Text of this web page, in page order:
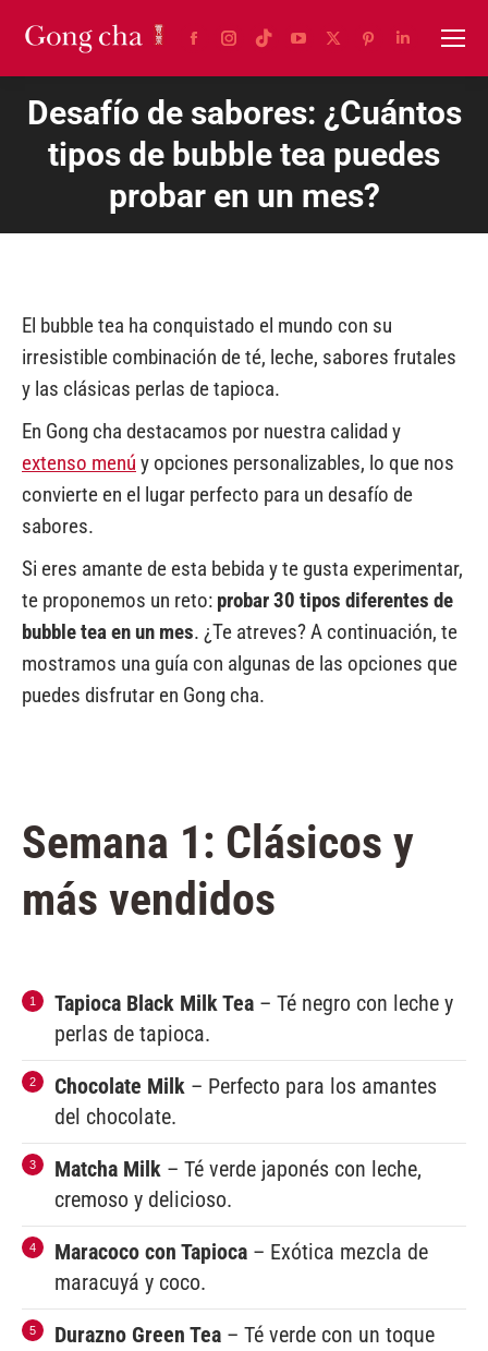
Facebook
page
opens
in
new
window
Instagram
page
opens
in
new
window
TikTok
page
opens
in
new
window
YouTube
page
opens
in
new
window
X
page
opens
in
new
window
Pinterest
page
opens
in
new
window
Linkedin
page
opens
in
new
Desafío de sabores: ¿Cuántos
tipos de bubble tea puedes
probar en un mes?
El bubble tea ha conquistado el mundo con su
irresistible combinación de té, leche, sabores frutales
y las clásicas perlas de tapioca.
En Gong cha destacamos por nuestra calidad y
extenso menú y opciones personalizables, lo que nos
convierte en el lugar perfecto para un desafío de
sabores.
Si eres amante de esta bebida y te gusta experimentar,
te proponemos un reto: probar 30 tipos diferentes de
bubble tea en un mes. ¿Te atreves? A continuación, te
mostramos una guía con algunas de las opciones que
puedes disfrutar en Gong cha.
Semana 1: Clásicos y
más vendidos
Tapioca Black Milk Tea – Té negro con leche y
perlas de tapioca.
Chocolate Milk – Perfecto para los amantes
del chocolate.
Matcha Milk – Té verde japonés con leche,
cremoso y delicioso.
Maracoco con Tapioca – Exótica mezcla de
maracuyá y coco.
Durazno Green Tea – Té verde con un toque